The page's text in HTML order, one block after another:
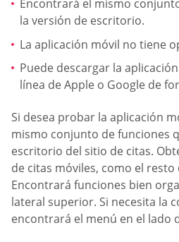
Encontrará el mismo
la versión de escritorio.
La aplicación móvil no tiene
Puede descargar la
línea de Apple o Google de
Si desea probar la aplicación
mismo conjunto de funciones
escritorio del sitio de citas.
de citas móviles, como el
Encontrará funciones bien
lateral superior. Si necesita la
encontrará el menú en el lado